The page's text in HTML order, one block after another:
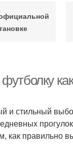
и стильный
правильно